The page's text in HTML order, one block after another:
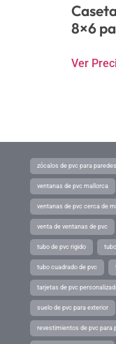
8×6
Ver
zócalos de pvc para paredes
ventanas de pvc mallorca
ventanas de pvc cerca de mi
venta de ventanas de pvc
tubo de pvc rigido
tubo cuadrado de pvc
tarjetas de pvc
suelo de pvc para exterior
revestimientos de pvc para